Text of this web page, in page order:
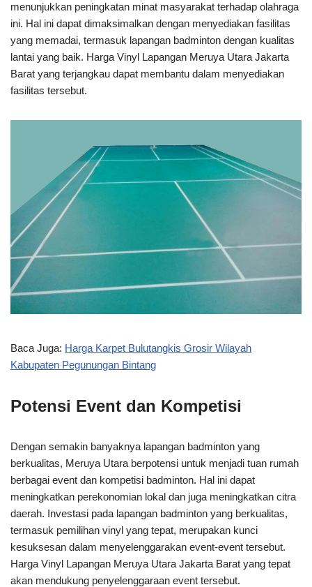
menunjukkan peningkatan minat masyarakat terhadap olahraga
ini. Hal ini dapat dimaksimalkan dengan menyediakan fasilitas
yang memadai, termasuk lapangan badminton dengan kualitas
lantai yang baik. Harga Vinyl Lapangan Meruya Utara Jakarta
Barat yang terjangkau dapat membantu dalam menyediakan
fasilitas tersebut.
Baca Juga: Harga Karpet Bulutangkis Grosir Wilayah
Kabupaten Pegunungan Bintang
Potensi Event dan Kompetisi
Dengan semakin banyaknya lapangan badminton yang
berkualitas, Meruya Utara berpotensi untuk menjadi tuan rumah
berbagai event dan kompetisi badminton. Hal ini dapat
meningkatkan perekonomian lokal dan juga meningkatkan citra
daerah. Investasi pada lapangan badminton yang berkualitas,
termasuk pemilihan vinyl yang tepat, merupakan kunci
kesuksesan dalam menyelenggarakan event-event tersebut.
Harga Vinyl Lapangan Meruya Utara Jakarta Barat yang tepat
akan mendukung penyelenggaraan event tersebut.